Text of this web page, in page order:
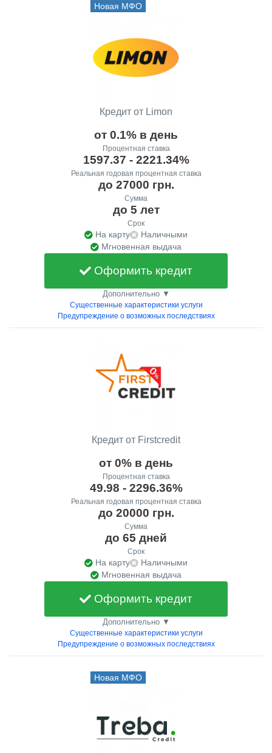
Новая МФО
Кредит от Limon
от 0.1% в день
Процентная ставка
1597.37 - 2221.34%
Реальная годовая процентная ставка
до 27000 грн.
Сумма
до 5 лет
Срок
На карту
Наличными
Мгновенная выдача
Оформить кредит
Дополнительно ▼
Существенные характеристики услуги
Предупреждение о возможных последствиях
Кредит от Firstcredit
от 0% в день
Процентная ставка
49.98 - 2296.36%
Реальная годовая процентная ставка
до 20000 грн.
Сумма
до 65 дней
Срок
На карту
Наличными
Мгновенная выдача
Оформить кредит
Дополнительно ▼
Существенные характеристики услуги
Предупреждение о возможных последствиях
Новая МФО